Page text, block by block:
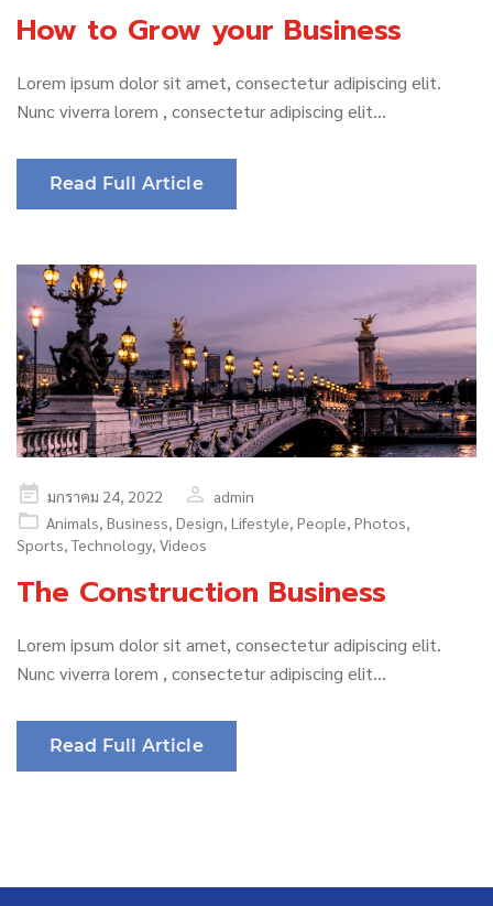
How to Grow your Business
Lorem ipsum dolor sit amet, consectetur adipiscing elit.
Nunc viverra lorem , consectetur adipiscing elit…
Read Full Article
Posted
on
มกราคม 24, 2022
admin
Animals, Business, Design, Lifestyle, People, Photos,
Sports,Technology, Videos
The Construction Business
Lorem ipsum dolor sit amet, consectetur adipiscing elit.
Nunc viverra lorem , consectetur adipiscing elit…
Read Full Article